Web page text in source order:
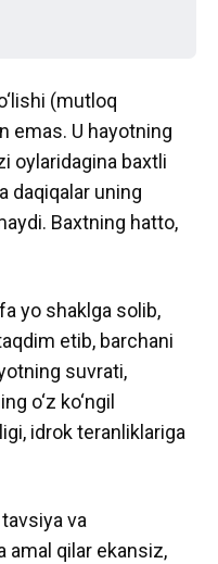
(mutloq
emas. U hayotning
oylaridagina baxtli
daqiqalar uning
Baxtning hatto,
yo shaklga solib,
etib, barchani
suvrati,
o‘z ko‘ngil
idrok teranliklariga
va
amal qilar ekansiz,